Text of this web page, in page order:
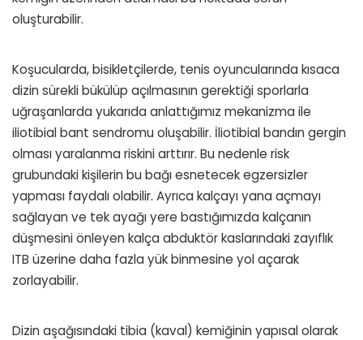
oluşturabilir.
Koşucularda, bisikletçilerde, tenis oyuncularında kısaca
dizin sürekli bükülüp açılmasının gerektiği sporlarla
uğraşanlarda yukarıda anlattığımız mekanizma ile
iliotibial bant sendromu oluşabilir. İliotibial bandın gergin
olması yaralanma riskini arttırır. Bu nedenle risk
grubundaki kişilerin bu bağı esnetecek egzersizler
yapması faydalı olabilir. Ayrıca kalçayı yana açmayı
sağlayan ve tek ayağı yere bastığımızda kalçanın
düşmesini önleyen kalça abduktör kaslarındaki zayıflık
ITB üzerine daha fazla yük binmesine yol açarak
zorlayabilir.
Dizin aşağısındaki tibia (kaval) kemiğinin yapısal olarak